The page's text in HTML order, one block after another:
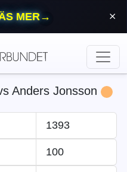
MER→ ⨯
Anders Jonsson
1393
100